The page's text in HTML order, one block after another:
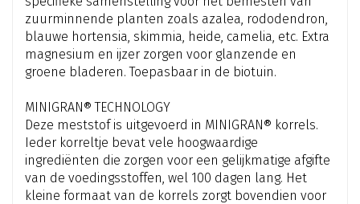
zuurminnende planten zoals azalea, rododendron,
blauwe hortensia, skimmia, heide, camelia, etc. Extra
magnesium en ijzer zorgen voor glanzende en
groene bladeren. Toepasbaar in de biotuin.
MINIGRAN® TECHNOLOGY
Deze meststof is uitgevoerd in MINIGRAN® korrels.
Ieder korreltje bevat vele hoogwaardige
ingrediënten die zorgen voor een gelijkmatige afgifte
van de voedingsstoffen, wel 100 dagen lang. Het
kleine formaat van de korrels zorgt bovendien voor